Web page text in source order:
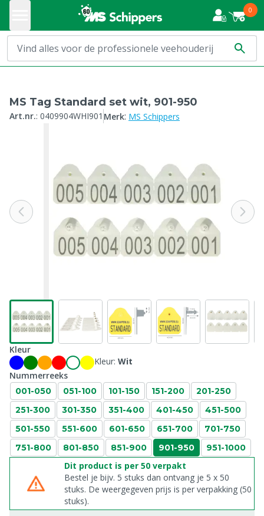
0
MS Tag Standard set wit, 901-950
Art.nr.: 0409904WHI901 Merk: MS Schippers
Kleur
Kleur: Wit
Nummerreeks
001-050 051-100 101-150 151-200
201-250
251-300
301-350 351-400 401-450
451-500
501-550
551-600 601-650 651-700
701-750
751-800
801-850 851-900 901-950 951-1000
Dit product is per 50 verpakt
Bestel je bijv. 5 stuks dan ontvang je 5 x 50
stuks. De weergegeven prijs is per verpakking (50
stuks).